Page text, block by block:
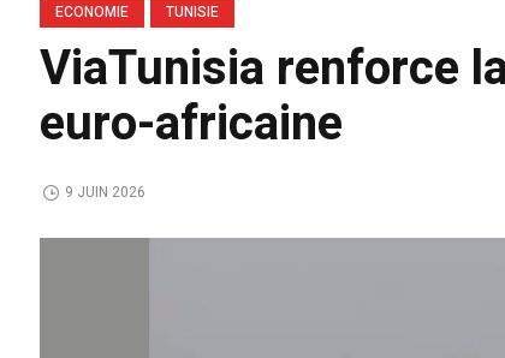
ECONOMIE TUNISIE
ViaTunisia renforce
euro-africaine
9 JUIN 2026